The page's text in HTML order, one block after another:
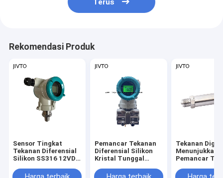
Terus
Rekomendasi Produk
Sensor Tingkat
Tekanan Diferensial
Silikon SS316 12VDC
Pemancar Tekanan
Diferensial Silikon
Kristal Tunggal
Tampilan LED
Tekanan
Menunjukkan
Pemancar
36V SS316